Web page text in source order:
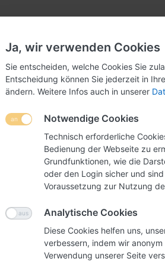
Wettbewerbsurnen
Nachrichten
Kopf und nichts ist mehr so, wie
der Massnahme auf den
Partner uns engagiert, um für
und die Einhaltung der
Ja, wir verwenden Cookies
Sie entscheiden, welche Cookies Sie
Entscheidung können Sie jederzeit in
ändern. Weitere Infos auch in unserer
Notwendige Cookies
Technisch erforderliche
Bedienung der Webseite zu
Grundfunktionen, wie die
oder den Login sicher und
Voraussetzung zur Nutzung
Analytische Cookies
Diese Cookies helfen uns,
verbessern, indem wir
Verwendung unserer Seite